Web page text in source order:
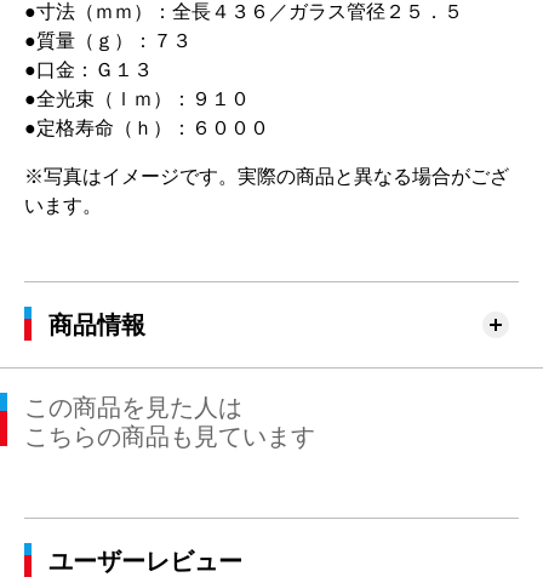
●寸法（ｍｍ）：全長４３６／ガラス管径２５．５
●質量（ｇ）：７３
●口金：Ｇ１３
●全光束（ｌｍ）：９１０
●定格寿命（ｈ）：６０００
※写真はイメージです。実際の商品と異なる場合がござ
います。
商品情報
この商品を見た人は
こちらの商品も見ています
ユーザーレビュー